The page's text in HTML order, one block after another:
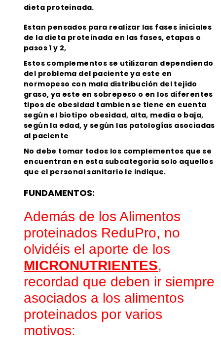
dieta proteinada.
Estan pensados para realizar las fases iniciales
de la dieta proteinada en las fases, etapas o
pasos 1 y 2,
Estos complementos se utilizaran dependiendo
del problema del paciente ya este en
normopeso con mala distribución del tejido
graso, ya este en sobrepeso o en los diferentes
tipos de obesidad tambien se tiene en cuenta
según el biotipo obesidad, alta, media o baja,
según la edad, y según las patologías asociadas
al paciente
No debe tomar todos los complementos que se
encuentran en esta subcategoria solo aquellos
que el personal sanitario le indique.
FUNDAMENTOS:
Además de los Alimentos
proteinados ReduPro, no
olvidéis el aporte de los
MICRONUTRIENTES,
recordad que deben ir siempre
asociados a los alimentos
proteinados por varios
motivos: